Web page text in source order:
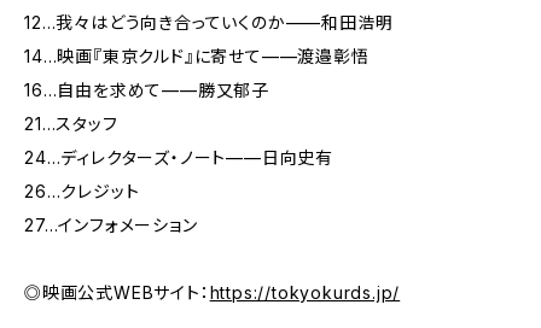
12…我々はどう向き合っていくのか——和田浩明
14…映画『東京クルド』に寄せて——渡邉彰悟
16…自由を求めて——勝又郁子
21…スタッフ
24…ディレクターズ・ノート——日向史有
26…クレジット
27…インフォメーション
◎映画公式WEBサイト： https://tokyokurds.jp/